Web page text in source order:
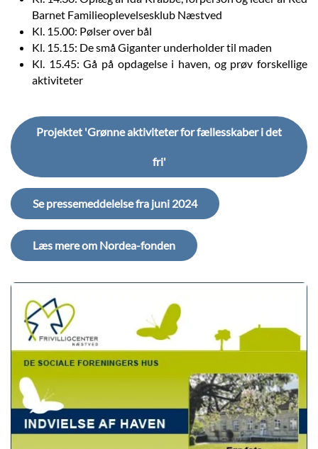
Barnet Familieoplevelsesklub Næstved
Kl. 15.00: Pølser over bål
Kl. 15.15: De små Giganter underholder til maden
Kl. 15.45: Gå på opdagelse i haven, og prøv forskellige
aktiviteter
Projektet 'Grønne aktiviteter for fællesskaber i det
fri'
Se pressemeddelelse fra juni 2024
Læs mere om Nordea-fonden